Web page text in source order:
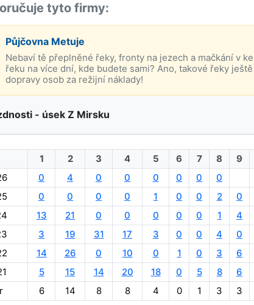
tyto firmy:
Půjčovna Metuje
Nebaví tě přeplněné řeky, fronty na jezech a mačkání v
řeku na více dní, kde budete sami? Ano, takové řeky
dopravy osob za režijní náklady!
- úsek Z Mirsku
1 2 3 4 5 6 7 8 9
0 4 0 0 0 0 0
0
0 0 0 0 1 0 0 2 0
13 21 0 0 0 0 0 1 4
3 19 31 17 3 0 0 4 0
14 26 0 10 0 1 0 3 6
5 15 14 20 18 0 5 8 6
6 14 8 8 4 0 1 3 3